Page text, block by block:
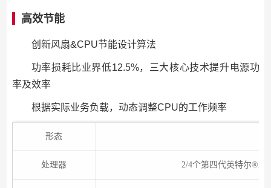
高效节能
创新风扇&CPU节能设计算法
功率损耗比业界低12.5%，三大核心技术提升电源功
率及效率
根据实际业务负载，动态调整CPU的工作频率
形态
处理器 2/4个第四代英特尔®